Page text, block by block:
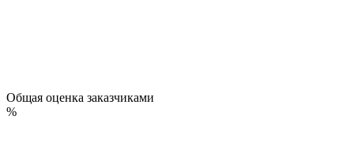
Общая оценка заказчиками
%